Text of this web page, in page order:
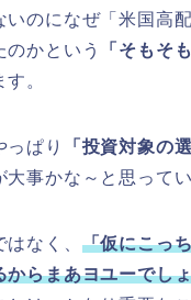
いのになぜ「米国高
のかという
「そもそ
。
っぱり
「投資対象の
大事かな～と思って
なく、 「仮にこっ
からまあヨユーでし